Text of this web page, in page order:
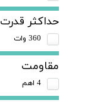
حداکثر قدرت max power
360 وات
مقاومت
4 اهم